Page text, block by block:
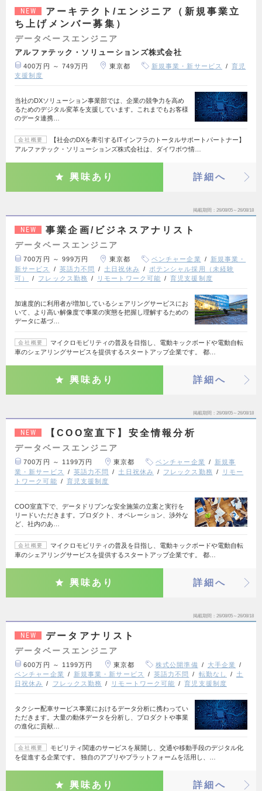
NEW
アーキテクト/エンジニア（新規事業立
ち上げメンバー募集）
データベースエンジニア
アルファテック・ソリューションズ株式会社
400万円 ～ 749万円 東京都 新規事業・新サービス
育児
支援制度
当社のDXソリューション事業部では、企業の競争力を高め
るためのデジタル変革を支援しています。これまでもお客様
のデータ連携…
会社概要
【社会のDXを牽引するITインフラのトータルサポートパートナー】
アルファテック・ソリューションズ株式会社は、ダイワボウ情…
興味あり 詳細へ
掲載期間 26/08/05～26/08/18
NEW 事業企画/ビジネスアナリスト
データベースエンジニア
700万円 ～ 999万円 東京都 ベンチャー企業
新規事業・
新サービス
英語力不問 土日祝休み
ポテンシャル採用（未経験
可）
フレックス勤務 リモートワーク可能 育児支援制度
加速度的に利用者が増加しているシェアリングサービスにお
いて、より高い解像度で事業の実態を把握し理解するための
データに基づ…
会社概要
マイクロモビリティの普及を目指し、電動キックボードや電動自転
車のシェアリングサービスを提供するスタートアップ企業です。 都…
興味あり 詳細へ
掲載期間 26/08/05～26/08/18
NEW 【COO室直下】安全情報分析
データベースエンジニア
700万円 ～ 1199万円 東京都 ベンチャー企業
新規事
業・新サービス
英語力不問 土日祝休み フレックス勤務
リモー
トワーク可能
育児支援制度
COO室直下で、データドリブンな安全施策の立案と実行を
リードいただきます。プロダクト、オペレーション、渉外な
ど、社内のあ…
会社概要
マイクロモビリティの普及を目指し、電動キックボードや電動自転
車のシェアリングサービスを提供するスタートアップ企業です。 都…
興味あり 詳細へ
掲載期間 26/08/05～26/08/18
NEW データアナリスト
データベースエンジニア
600万円 ～ 1199万円 東京都 株式公開準備
大手企業
ベンチャー企業
新規事業・新サービス 英語力不問 転勤なし
土
日祝休み
フレックス勤務 リモートワーク可能 育児支援制度
タクシー配車サービス事業におけるデータ分析に携わってい
ただきます。大量の動体データを分析し、プロダクトや事業
の進化に貢献…
会社概要
モビリティ関連のサービスを展開し、交通や移動手段のデジタル化
を促進する企業です。 独自のアプリやプラットフォームを活用し、…
興味あり 詳細へ